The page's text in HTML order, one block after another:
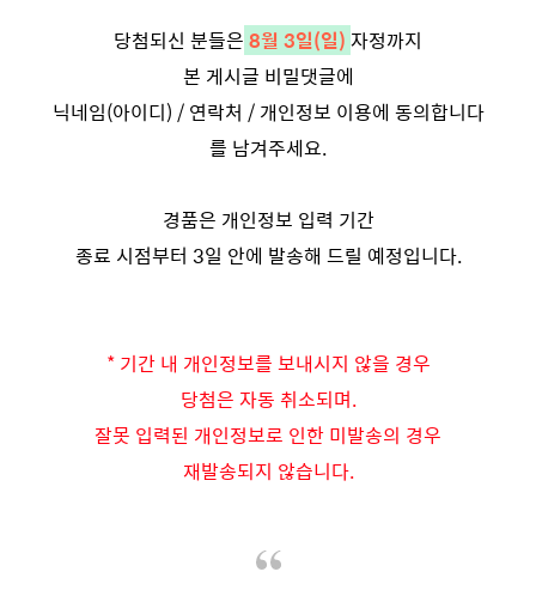
당첨되신 분들은 8월 3일(일) 자정까지
본 게시글 비밀댓글에
닉네임(아이디) / 연락처 / 개인정보 이용에 동의합니다
를 남겨주세요.
경품은 개인정보 입력 기간
종료 시점부터 3일 안에 발송해 드릴 예정입니다.
* 기간 내 개인정보를 보내시지 않을 경우
당첨은 자동 취소되며.
잘못 입력된 개인정보로 인한 미발송의 경우
재발송되지 않습니다.